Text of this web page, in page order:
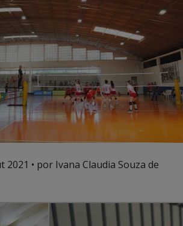
2021 • por Ivana Claudia Souza de